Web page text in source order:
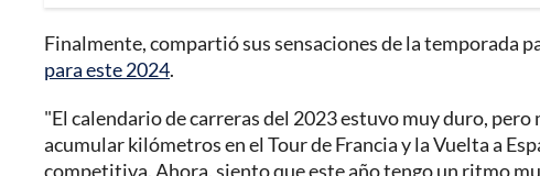
Finalmente, compartió sus sensaciones de la temporada
para este 2024.
"El calendario de carreras del 2023 estuvo muy duro,
acumular kilómetros en el Tour de Francia y la Vuelta a
competitiva. Ahora, siento que este año tengo un ritmo